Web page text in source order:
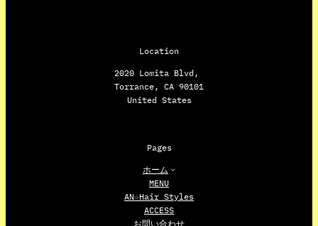
Location
2020 Lomita Blvd,
Torrance, CA 90101
United States
Pages
ホーム
MENU
AN☆Hair Styles
ACCESS
お問い合わせ